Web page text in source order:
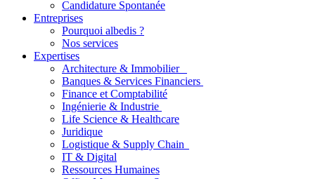
Candidature Spontanée
Entreprises
Pourquoi albedis ?
Nos services
Expertises
Architecture & Immobilier
Banques & Services Financiers
Finance et Comptabilité
Ingénierie & Industrie
Life Science & Healthcare
Juridique
Logistique & Supply Chain
IT & Digital
Ressources Humaines